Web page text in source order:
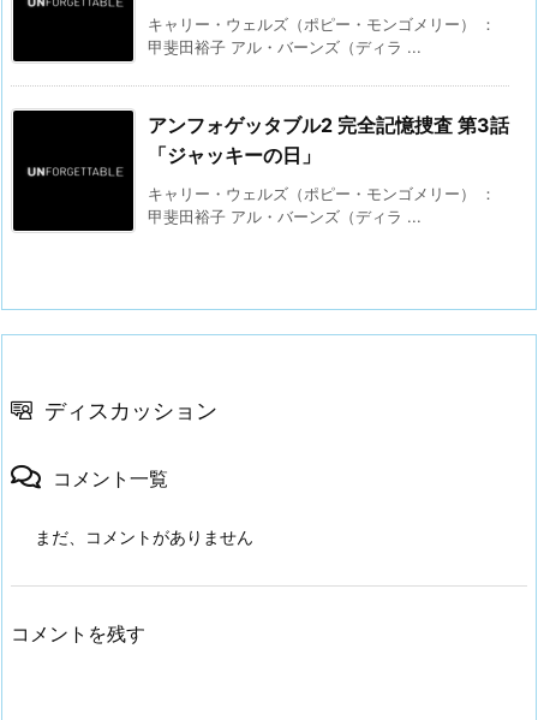
キャリー・ウェルズ（ポピー・モンゴメリー） ：
甲斐田裕子 アル・バーンズ（ディラ ...
アンフォゲッタブル2 完全記憶捜査 第3話
「ジャッキーの日」
キャリー・ウェルズ（ポピー・モンゴメリー） ：
甲斐田裕子 アル・バーンズ（ディラ ...
ディスカッション
コメント一覧
まだ、コメントがありません
コメントを残す